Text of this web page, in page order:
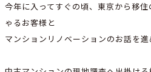
今年に入ってすぐの頃、東京から移
ゃるお客様と
マンションリノベーションのお話を進